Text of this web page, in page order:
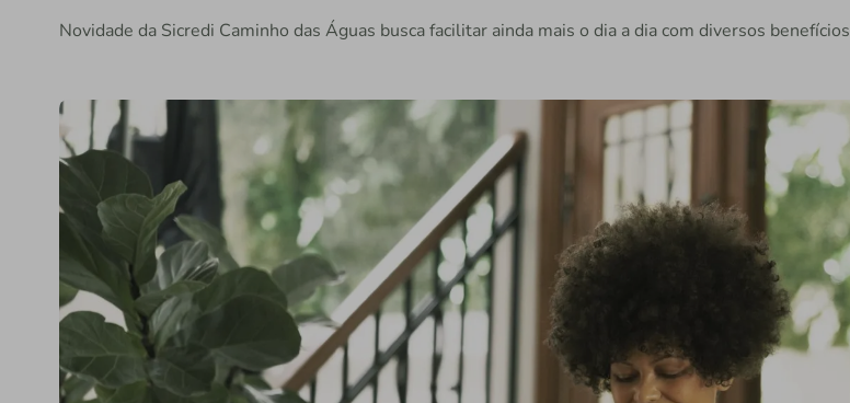
Novidade da Sicredi Caminho das Águas busca facilitar ainda mais o dia a dia com diversos benefícios